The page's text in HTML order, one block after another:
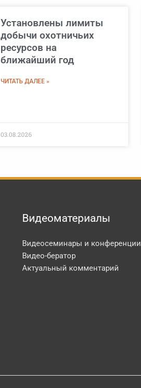
Установлены лимиты
добычи охотничьих
ресурсов на
ближайший год
ЧИТАТЬ ДАЛЕЕ »
03.08.2026
Видеоматериалы
Видеосеминары и конференции
Видео-бератор
Актуальный комментарий